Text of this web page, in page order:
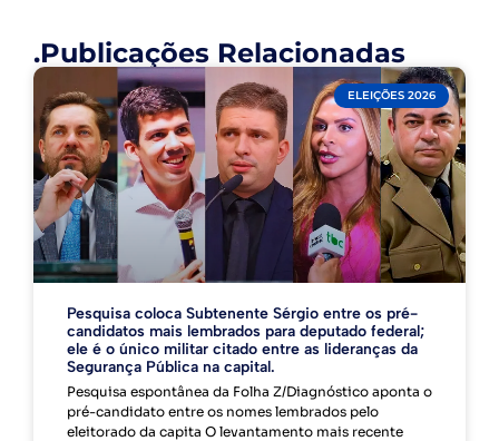
.Publicações Relacionadas
ELEIÇÕES 2026
Pesquisa coloca Subtenente Sérgio entre os pré-
candidatos mais lembrados para deputado federal;
ele é o único militar citado entre as lideranças da
Segurança Pública na capital.
Pesquisa espontânea da Folha Z/Diagnóstico aponta o
pré-candidato entre os nomes lembrados pelo
eleitorado da capita O levantamento mais recente